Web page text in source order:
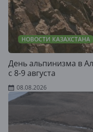
НОВОСТИ КАЗАХСТАНА
День альпинизма в
с 8-9 августа
08.08.2026